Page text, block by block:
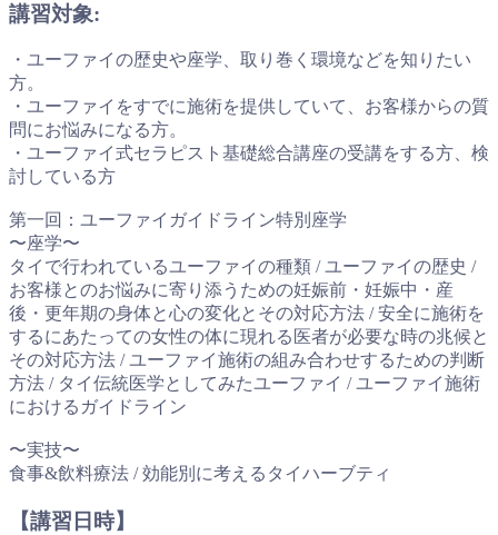
講習対象:
・ユーファイの歴史や座学、取り巻く環境などを知りたい
方。
・ユーファイをすでに施術を提供していて、お客様からの質
問にお悩みになる方。
・ユーファイ式セラピスト基礎総合講座の受講をする方、検
討している方
第一回：ユーファイガイドライン特別座学
〜座学〜
タイで行われているユーファイの種類 / ユーファイの歴史 /
お客様とのお悩みに寄り添うための妊娠前・妊娠中・産
後・更年期の身体と心の変化とその対応方法 / 安全に施術を
するにあたっての女性の体に現れる医者が必要な時の兆候と
その対応方法 / ユーファイ施術の組み合わせするための判断
方法 / タイ伝統医学としてみたユーファイ / ユーファイ施術
におけるガイドライン
〜実技〜
食事&飲料療法 / 効能別に考えるタイハーブティ
【講習日時】